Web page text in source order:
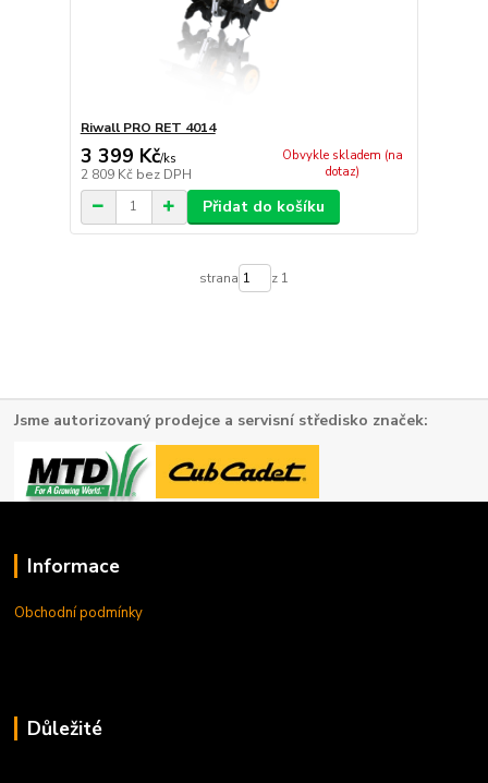
Riwall PRO RET 4014
3 399 Kč/ks
2 809 Kč bez DPH
Obvykle skladem (na
dotaz)
Přidat do košíku
strana z 1
Jsme autorizovaný prodejce a servisní středisko značek:
Informace
Obchodní podmínky
Důležité